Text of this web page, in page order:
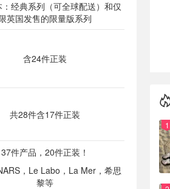
经典系列（可全球配送）和仅
英国发售的限量版系列
含24件正装
共28件含17件正装
37件产品，20件正装！
，Le Labo，La Mer，希思
黎等